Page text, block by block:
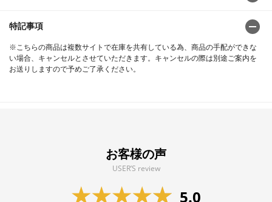
特記事項
※こちらの商品は複数サイトで在庫を共有している為、商品の手配ができな
い場合、キャンセルとさせていただきます。キャンセルの際は別途ご案内を
お送りしますので予めご了承ください。
お客様の声
USER’S review
5.0